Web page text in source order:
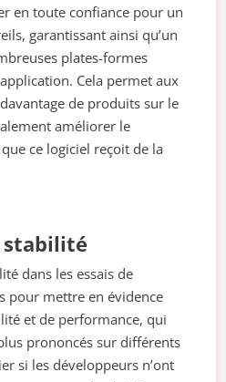
en toute confiance pour un
garantissant ainsi qu’un
plates-formes
Cela permet aux
de produits sur le
améliorer le
ce logiciel reçoit de la
stabilité
dans les essais de
pour mettre en évidence
et de performance, qui
prononcés sur différents
si les développeurs n’ont